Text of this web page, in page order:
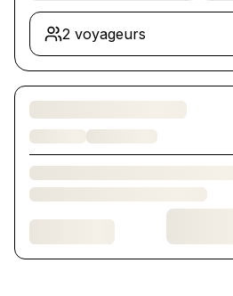
2 voyageurs
Chargement des chambres et